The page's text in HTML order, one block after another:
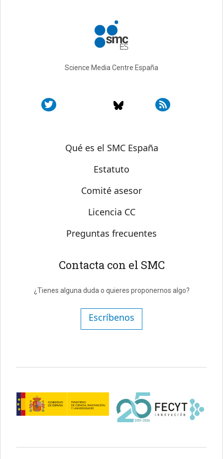
Science Media Centre España
Sobre SMC España
Qué es el SMC España
Estatuto
Comité asesor
Licencia CC
Preguntas frecuentes
Contacta con el SMC
¿Tienes alguna duda o quieres proponernos algo?
Escríbenos